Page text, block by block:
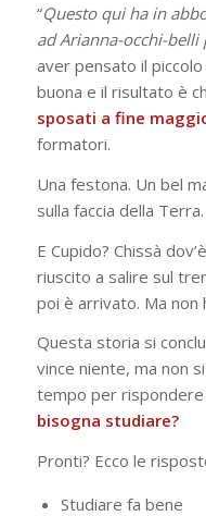
“Questo qui ha in
ad Arianna-occhi-
aver pensato il
buona e il risultato è
sposati a fine
formatori.
Una festona. Un bel
sulla faccia della Terra.
E Cupido? Chissà
riuscito a salire sul
poi è arrivato. Ma
Questa storia si
vince niente, ma non
tempo per rispondere
bisogna studiare?
Pronti? Ecco le
Studiare fa bene